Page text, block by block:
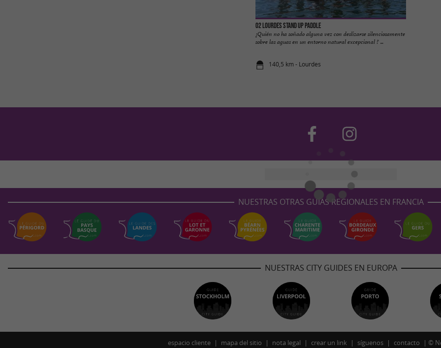
O2 Lourdes Stand Up Paddle
¿Quién no ha soñado alguna vez con deslizarse silenciosamente
sobre las aguas en un entorno natural excepcional ? ...
140,5 km - Lourdes
NUESTRAS OTRAS GUÍAS REGIONALES EN FRANCIA
NUESTRAS CITY GUIDES EN EUROPA
espacio cliente mapa del sitio nota legal crear un link síguenos contacto ©